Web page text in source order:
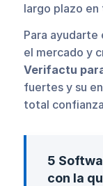
largo plazo
Para ayudarte
el mercado y
Verifactu
fuertes y su
total
5
con la